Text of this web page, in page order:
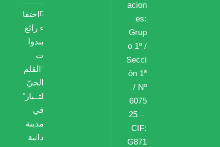
احتفا
ء رائع
بندوا
ت
“القلم
الحيّ
لثــيار”
في
مدينة
دانية
acion
es:
Grup
o 1º /
Secci
ón 1ª
/ Nº
6075
25 –
CIF:
G871